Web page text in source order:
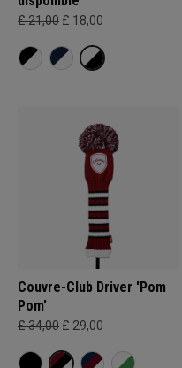
£ 21,00 £ 18,00
Couvre-Club Driver 'Pom
Pom'
£ 34,00 £ 29,00